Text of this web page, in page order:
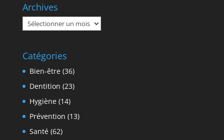
Archives
Archives
Catégories
Bien-être(36)
Dentition (23)
Hygiène(14)
Prévention (13)
Santé(62)